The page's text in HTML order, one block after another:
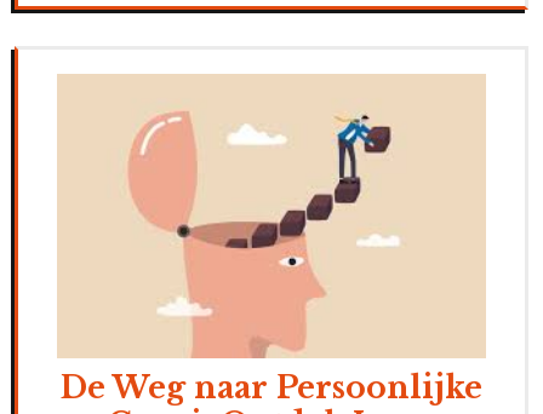
De Weg naar Persoonlijke